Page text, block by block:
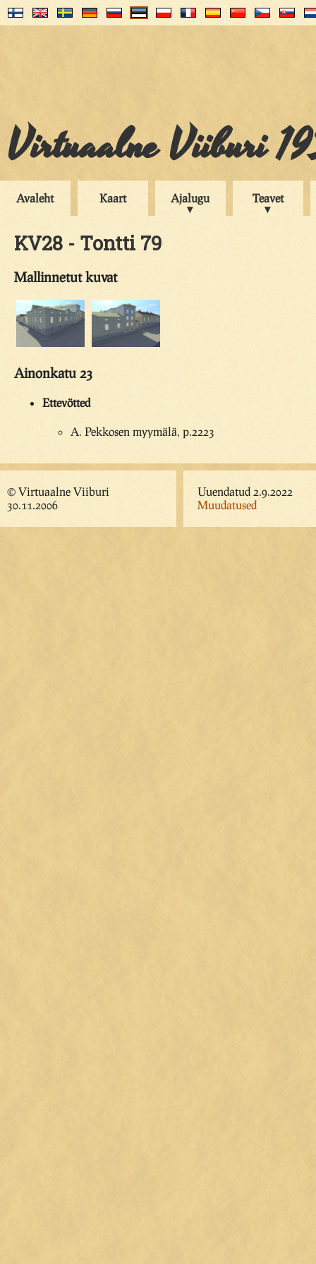
Virtuaalne Viiburi
Avaleht Kaart Ajalugu Teavet
KV28 - Tontti 79
Mallinnetut kuvat
Ainonkatu 23
Ettevötted
A. Pekkosen myymälä, p.2223
© Virtuaalne Viiburi
30.11.2006
Uuendatud 2.9.2022
Muudatused